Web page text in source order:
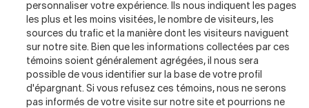
personnaliser votre expérience. Ils nous indiquent les pages
les plus et les moins visitées, le nombre de visiteurs, les
sources du trafic et la manière dont les visiteurs naviguent
sur notre site. Bien que les informations collectées par ces
témoins soient généralement agrégées, il nous sera
possible de vous identifier sur la base de votre profil
d'épargnant. Si vous refusez ces témoins, nous ne serons
pas informés de votre visite sur notre site et pourrions ne